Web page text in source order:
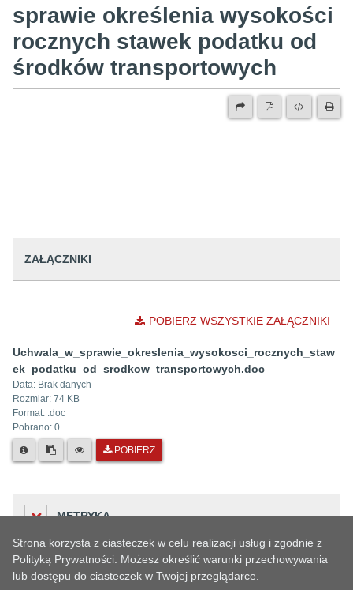
sprawie określenia wysokości
rocznych stawek podatku od
środków transportowych
ZAŁĄCZNIKI
POBIERZ WSZYSTKIE ZAŁĄCZNIKI
Uchwala_w_sprawie_okreslenia_wysokosci_rocznych_staw
ek_podatku_od_srodkow_transportowych.doc
Data: Brak danych
Rozmiar: 74 KB
Format: .doc
Pobrano: 0
POBIERZ
METRYKA
Liczba odwiedzin
Strona korzysta z ciasteczek w celu realizacji usług i zgodnie z
Polityką Prywatności. Możesz określić warunki przechowywania
lub dostępu do ciasteczek w Twojej przeglądarce.